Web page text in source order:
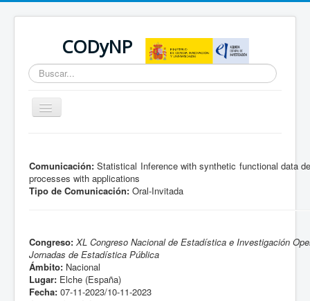
CODyNP
Buscar...
Cambiar
navegación
Comunicación: Statistical Inference with synthetic functional data
processes with applications
Tipo de Comunicación: Oral-Invitada
Congreso: XL Congreso Nacional de Estadística e Investigación
Jornadas de Estadística Pública
Ámbito: Nacional
Lugar: Elche (España)
Fecha: 07-11-2023/10-11-2023